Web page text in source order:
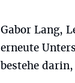
Gabor Lang,
erneute
bestehe